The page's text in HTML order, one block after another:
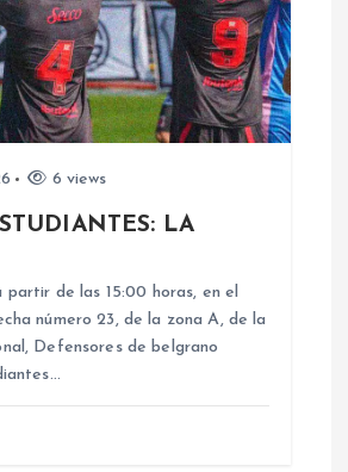
6 views
LA
partir de las 15:00 horas, en el
número 23, de la zona A, de la
Defensores de belgrano